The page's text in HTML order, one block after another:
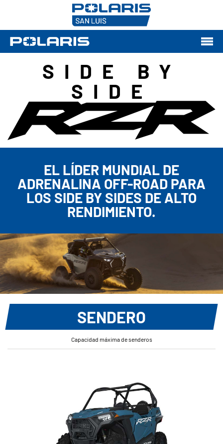
SIDE BY
SIDE
EL LÍDER MUNDIAL DE
ADRENALINA OFF-ROAD PARA
LOS SIDE BY SIDES DE ALTO
RENDIMIENTO.
SENDERO
Capacidad máxima de senderos